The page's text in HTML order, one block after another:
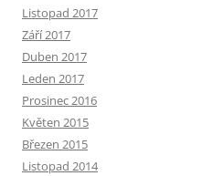
Listopad 2017
Září 2017
Duben 2017
Leden 2017
Prosinec 2016
Květen 2015
Březen 2015
Listopad 2014